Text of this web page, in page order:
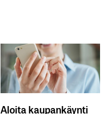
Aloita kaupankäynti